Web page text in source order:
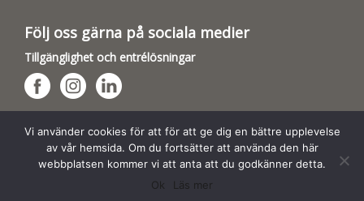
Följ oss gärna på sociala medier
Tillgänglighet och entrélösningar
Hundsporthallar
Vi använder cookies för att för att ge dig en bättre upplevelse
av vår hemsida. Om du fortsätter att använda den här
webbplatsen kommer vi att anta att du godkänner detta.
Ok
Läs mer